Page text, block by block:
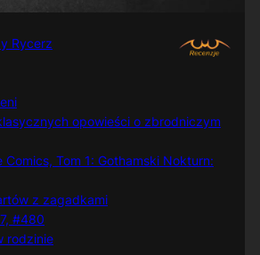
Rycerz
opowieści o zbrodniczym
Comics, Tom 1: Gothamski Nokturn:
z zagadkami
#480
rodzinie